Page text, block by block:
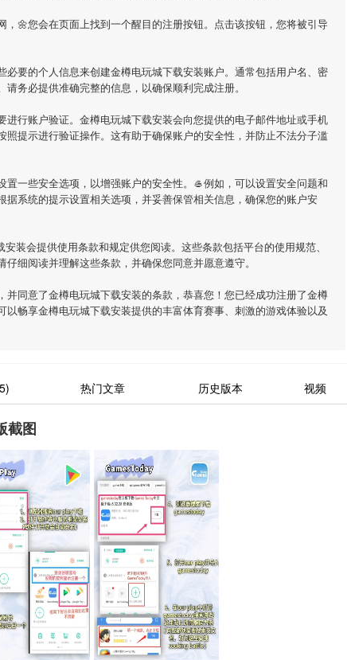
，🌼您会在页面上找到一个醒目的注册按钮。点击该按钮，您将被引导
必要的个人信息来创建金樽电玩城下载安装账户。通常包括用户名、密
务必提供准确完整的信息，以确保顺利完成注册。
行账户验证。 金樽电玩城下载安装会向您提供的电子邮件地址或手机
照提示进行验证操作。这有助于确保账户的安全性，并防止不法分子滥
置一些安全选项，以增强账户的安全性。🥌例如，可以设置安全问题和
据系统的提示设置相关选项，并妥善保管相关信息，确保您的账户安
安装会提供使用条款和规定供您阅读。这些条款包括平台的使用规范、
细阅读并理解这些条款，并确保您同意并愿意遵守。
并同意了金樽电玩城下载安装的条款，恭喜您！您已经成功注册了金樽
以畅享金樽电玩城下载安装提供的丰富体育赛事、刺激的游戏体验以及
热门文章 历史版本 视频
截图